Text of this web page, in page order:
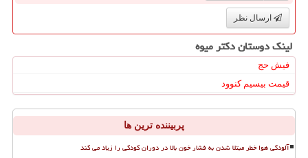
ارسال نظر
لینک دوستان دكتر میوه
فیش حج
قیمت بیسیم کنوود
پربیننده ترین ها
آلودگی هوا خطر مبتلا شدن به فشار خون بالا در دوران کودکی را زیاد می کند